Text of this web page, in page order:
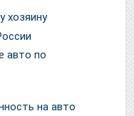
хозяину
авто по
на авто